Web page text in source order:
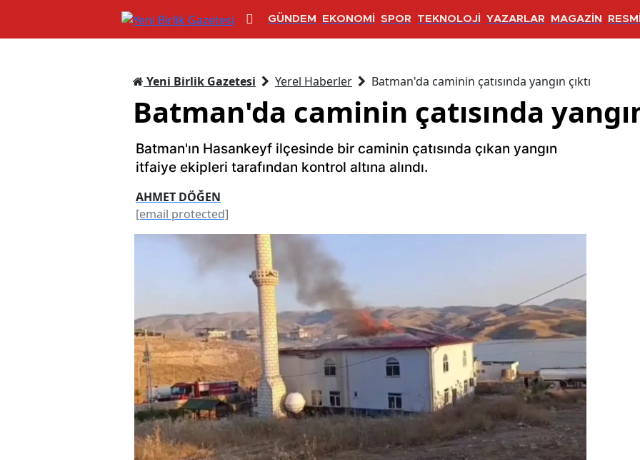
GÜNDEM EKONOMİ SPOR TEKNOLOJİ YAZARLAR MAGAZİN
Yeni Birlik Gazetesi Yerel Haberler Batman'da caminin çatısında yangın çıktı
Batman'da caminin çatısında
Batman'ın Hasankeyf ilçesinde bir caminin çatısında çıkan yangın
itfaiye ekipleri tarafından kontrol altına alındı.
AHMET DÖĞEN
[email protected]